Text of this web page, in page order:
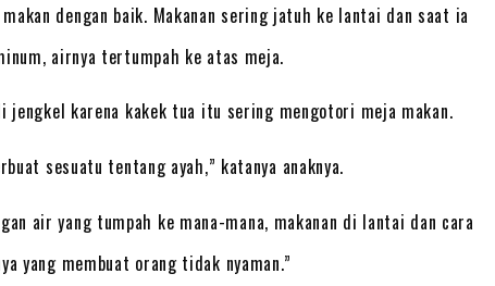
dengan baik. Makanan sering jatuh ke lantai dan saat ia
airnya tertumpah ke atas meja.
jengkel karena kakek tua itu sering mengotori meja makan.
sesuatu tentang ayah,” katanya anaknya.
air yang tumpah ke mana-mana, makanan di lantai dan cara
yang membuat orang tidak nyaman.”